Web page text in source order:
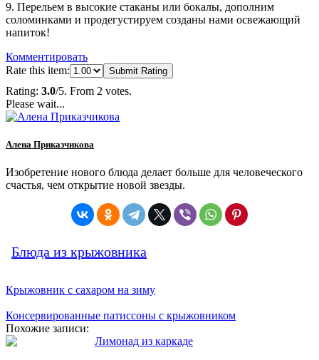
9. Перельем в высокие стаканы или бокалы, дополним
соломинками и продегустируем созданы нами освежающий
напиток!
Комментировать
Rate this item:
Submit Rating
Rating: 3.0/5. From 2 votes.
Please wait...
Алена Приказчикова
Изобретение нового блюда делает больше для человеческого
счастья, чем открытие новой звезды.
Блюда из крыжовника
Крыжовник с сахаром на зиму
Консервированные патиссоны с крыжовником
Похожие записи:
Лимонад из каркаде